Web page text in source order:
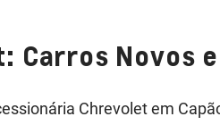
Carros Novos
Chrevolet em